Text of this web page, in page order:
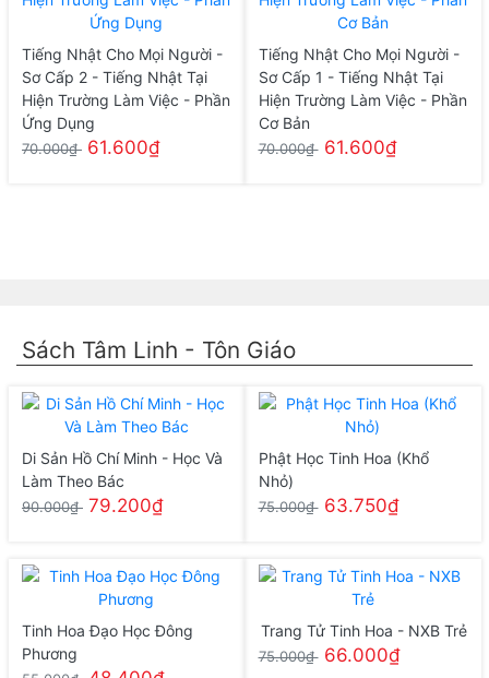
Tiếng Nhật Cho Mọi Người -
Sơ Cấp 2 - Tiếng Nhật Tại
Hiện Trường Làm Việc - Phần
Ứng Dụng
70.000₫ 61.600₫
Tiếng Nhật Cho Mọi Người -
Sơ Cấp 1 - Tiếng Nhật Tại
Hiện Trường Làm Việc - Phần
Cơ Bản
70.000₫ 61.600₫
Sách Tâm Linh - Tôn Giáo
Di Sản Hồ Chí Minh - Học Và
Làm Theo Bác
90.000₫ 79.200₫
Phật Học Tinh Hoa (Khổ
Nhỏ)
75.000₫ 63.750₫
Tinh Hoa Đạo Học Đông
Phương
Trang Tử Tinh Hoa - NXB Trẻ
75.000₫ 66.000₫